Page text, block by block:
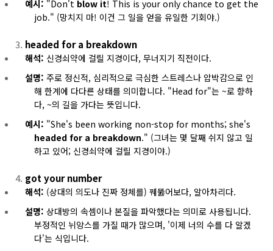
예시: "Don't blow it! This is your only chance to get the
job." (망치지 마! 이건 그 일을 얻을 유일한 기회야.)
headed for a breakdown
해석: 신경쇠약에 걸릴 지경이다, 무너지기 직전이다.
설명: 주로 정신적, 심리적으로 극심한 스트레스나 압박감으로 인
해 한계에 다다른 상태를 의미합니다. "Head for"는 ~로 향하
다, ~의 길을 가다는 뜻입니다.
예시: "She's been working non-stop for months; she's
headed for a breakdown." (그녀는 몇 달째 쉬지 않고 일
하고 있어; 신경쇠약에 걸릴 지경이야.)
got your number
해석: (상대의 의도나 진짜 정체를) 꿰뚫어보다, 알아차리다.
설명: 상대방의 속셈이나 본질을 파악했다는 의미로 사용됩니다.
부정적인 뉘앙스를 가질 때가 많으며, '이제 너의 수를 다 알겠
다'는 식입니다.